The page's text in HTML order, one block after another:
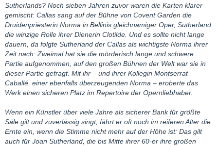
Sutherlands? Noch sieben Jahren zuvor waren die Karten klarer
gemischt: Callas sang auf der Bühne von Covent Garden die
Druidenpriesterin Norma in Bellinis gleichnamiger Oper, Sutherland
die winzige Rolle ihrer Dienerin Clotilde. Und es sollte nicht lange
dauern, da folgte Sutherland der Callas als wichtigste Norma ihrer
Zeit nach: Zweimal hat sie die mörderisch lange und schwere
Partie aufgenommen, auf den großen Bühnen der Welt war sie in
dieser Partie gefragt. Mit ihr – und ihrer Kollegin Montserrat
Caballé, einer ebenfalls überzeugenden Norma – eroberte das
Werk einen sicheren Platz im Repertoire der Opernliebhaber.
Wenn ein Künstler über viele Jahre als sicherer Bank für größte
Säle gilt und zuverlässig singt, fährt er oft noch im reiferen Alter die
Ernte ein, wenn die Stimme nicht mehr auf der Höhe ist: Das gilt
auch für Joan Sutherland, die bis Mitte ihrer 60-er ihre großen